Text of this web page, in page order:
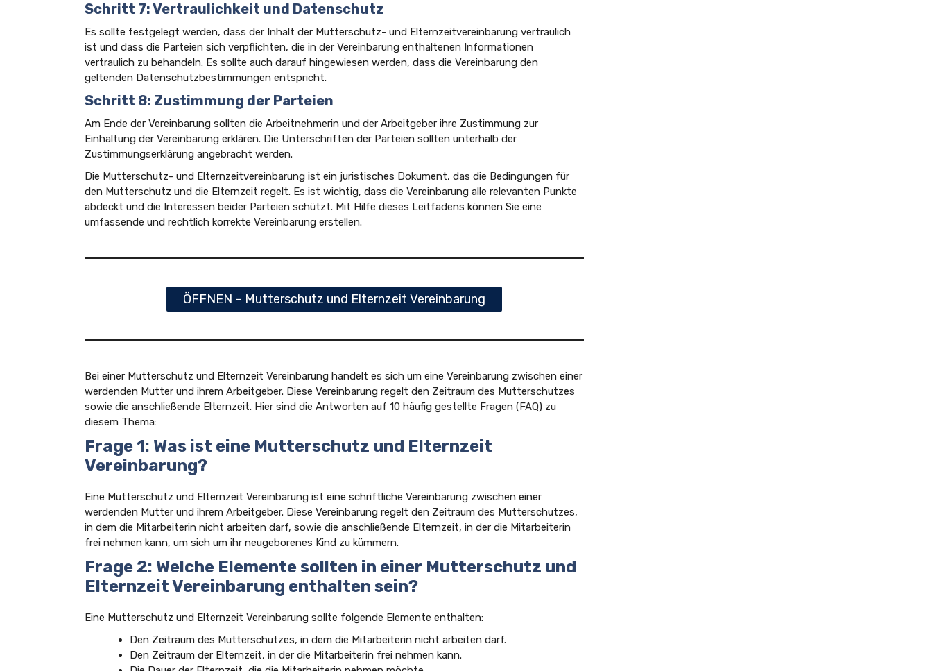
Schritt 7: Vertraulichkeit und Datenschutz
Es sollte festgelegt werden, dass der Inhalt der Mutterschutz- und Elternzeitvereinbarung vertraulich
ist und dass die Parteien sich verpflichten, die in der Vereinbarung enthaltenen Informationen
vertraulich zu behandeln. Es sollte auch darauf hingewiesen werden, dass die Vereinbarung den
geltenden Datenschutzbestimmungen entspricht.
Schritt 8: Zustimmung der Parteien
Am Ende der Vereinbarung sollten die Arbeitnehmerin und der Arbeitgeber ihre Zustimmung zur
Einhaltung der Vereinbarung erklären. Die Unterschriften der Parteien sollten unterhalb der
Zustimmungserklärung angebracht werden.
Die Mutterschutz- und Elternzeitvereinbarung ist ein juristisches Dokument, das die Bedingungen für
den Mutterschutz und die Elternzeit regelt. Es ist wichtig, dass die Vereinbarung alle relevanten Punkte
abdeckt und die Interessen beider Parteien schützt. Mit Hilfe dieses Leitfadens können Sie eine
umfassende und rechtlich korrekte Vereinbarung erstellen.
ÖFFNEN – Mutterschutz und Elternzeit Vereinbarung
Bei einer Mutterschutz und Elternzeit Vereinbarung handelt es sich um eine Vereinbarung zwischen einer
werdenden Mutter und ihrem Arbeitgeber. Diese Vereinbarung regelt den Zeitraum des Mutterschutzes
sowie die anschließende Elternzeit. Hier sind die Antworten auf 10 häufig gestellte Fragen (FAQ) zu
diesem Thema:
Frage 1: Was ist eine Mutterschutz und Elternzeit
Vereinbarung?
Eine Mutterschutz und Elternzeit Vereinbarung ist eine schriftliche Vereinbarung zwischen einer
werdenden Mutter und ihrem Arbeitgeber. Diese Vereinbarung regelt den Zeitraum des Mutterschutzes,
in dem die Mitarbeiterin nicht arbeiten darf, sowie die anschließende Elternzeit, in der die Mitarbeiterin
frei nehmen kann, um sich um ihr neugeborenes Kind zu kümmern.
Frage 2: Welche Elemente sollten in einer Mutterschutz und
Elternzeit Vereinbarung enthalten sein?
Eine Mutterschutz und Elternzeit Vereinbarung sollte folgende Elemente enthalten:
Den Zeitraum des Mutterschutzes, in dem die Mitarbeiterin nicht arbeiten darf.
Den Zeitraum der Elternzeit, in der die Mitarbeiterin frei nehmen kann.